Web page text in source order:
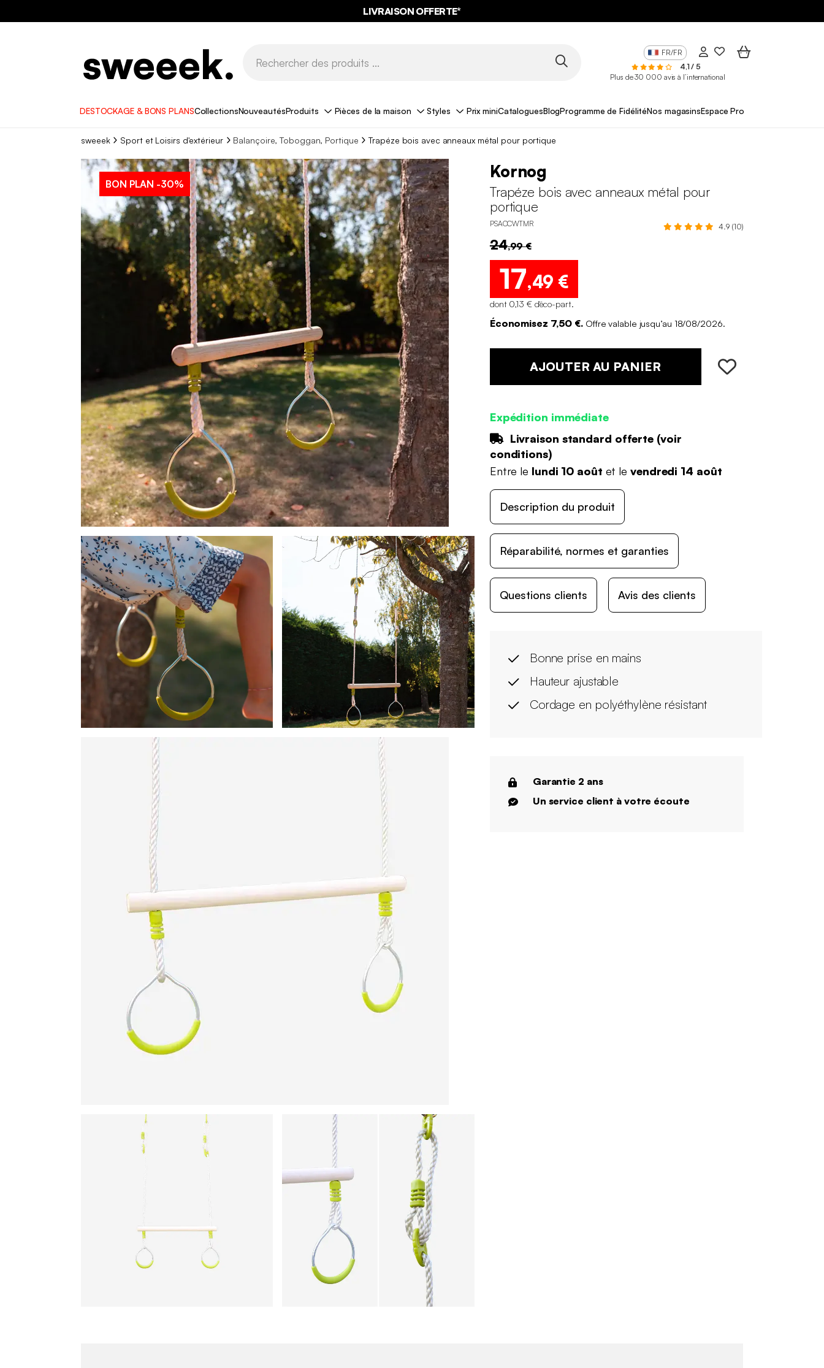
LIVRAISON OFFERTE*
FR/FR
4,1 / 5
Plus de 30 000 avis à l’international
DESTOCKAGE & BONS PLANSCollectionsNouveautésProduits Pièces de la maison Styles Prix miniCataloguesBlogProgramme de FidélitéNos magasinsEspace Pro
sweeek Sport et Loisirs d'extérieur Balançoire, Toboggan, Portique Trapéze bois avec anneaux métal pour portique
BON PLAN -30%
Kornog
Trapéze bois avec anneaux métal pour
portique
PSACCWTMR 4.9 (10)
24,99 €
17,49 €
dont 0,13 € d'éco-part.
Économisez 7,50 €. Offre valable jusqu’au 18/08/2026.
AJOUTER AU PANIER
Expédition immédiate
Livraison standard offerte (voir
conditions)
Entre le lundi 10 août et le vendredi 14 août
Description du produit
Réparabilité, normes et garanties
Questions clients Avis des clients
Bonne prise en mains
Hauteur ajustable
Cordage en polyéthylène résistant
Garantie 2 ans
Un service client à votre écoute